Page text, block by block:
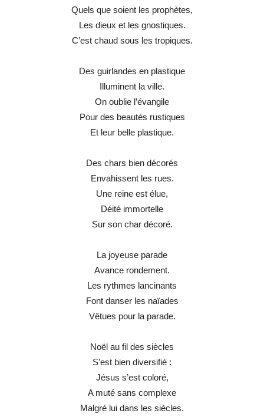
Quels que soient les prophètes,
Les dieux et les gnostiques.
C’est chaud sous les tropiques.
Des guirlandes en plastique
Illuminent la ville.
On oublie l’évangile
Pour des beautés rustiques
Et leur belle plastique.
Des chars bien décorés
Envahissent les rues.
Une reine est élue,
Déité immortelle
Sur son char décoré.
La joyeuse parade
Avance rondement.
Les rythmes lancinants
Font danser les naïades
Vêtues pour la parade.
Noël au fil des siècles
S’est bien diversifié :
Jésus s’est coloré,
A muté sans complexe
Malgré lui dans les siècles.